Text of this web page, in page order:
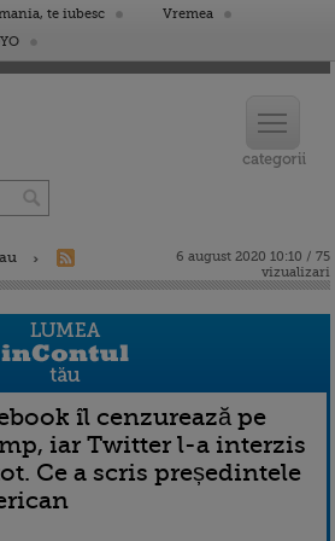
te iubesc
Vremea
6 august 2020 10:10 / 75
vizualizari
îl cenzurează pe
iar Twitter l-a interzis
Ce a scris președintele